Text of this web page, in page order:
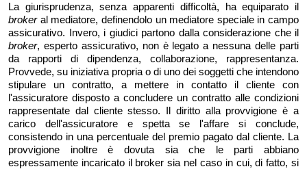
La giurisprudenza, senza apparenti difficoltà, ha equiparato il
brokeral mediatore, definendolo un mediatore speciale in campo
assicurativo. Invero, i giudici partono dalla considerazione che il
broker, esperto assicurativo, non è legato a nessuna delle parti
da rapporti di dipendenza, collaborazione, rappresentanza.
Provvede, su iniziativa propria o di uno dei soggetti che intendono
stipulare un contratto, a mettere in contatto il cliente con
l'assicuratore disposto a concludere un contratto alle condizioni
rappresentate dal cliente stesso. Il diritto alla provvigione è a
carico dell'assicuratore e spetta se l'affare si conclude,
consistendo in una percentuale del premio pagato dal cliente. La
provvigione inoltre è dovuta sia che le parti abbiano
espressamente incaricato il broker sia nel caso in cui, di fatto, si